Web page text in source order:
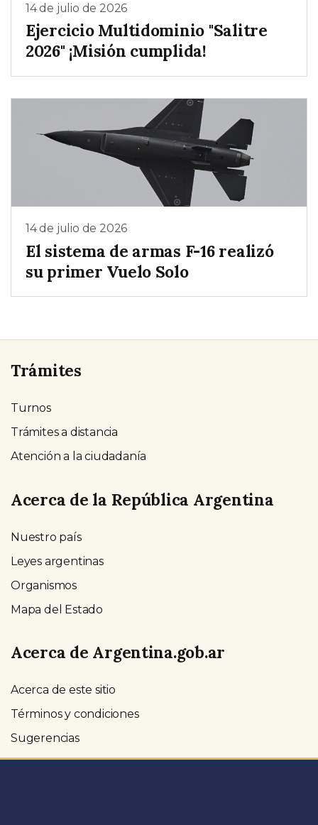
14 de julio de 2026
Ejercicio Multidominio "Salitre
2026" ¡Misión cumplida!
14 de julio de 2026
El sistema de armas F-16 realizó
su primer Vuelo Solo
Trámites
Turnos
Trámites a distancia
Atención a la ciudadanía
Acerca de la República Argentina
Nuestro país
Leyes argentinas
Organismos
Mapa del Estado
Acerca de Argentina.gob.ar
Acerca de este sitio
Términos y condiciones
Sugerencias